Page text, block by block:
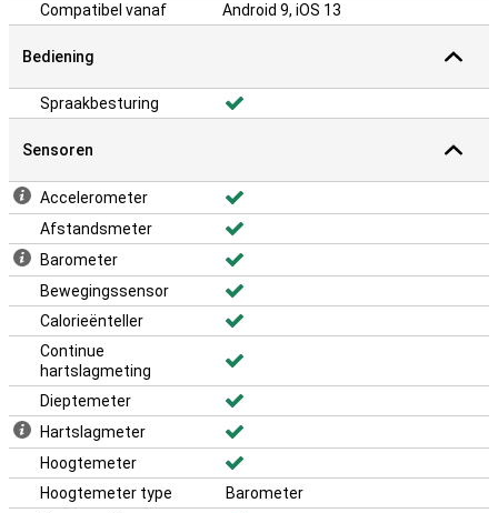
Compatibel vanaf Android 9, iOS 13
Bediening
Spraakbesturing
Sensoren
Accelerometer
Afstandsmeter
Barometer
Bewegingssensor
Calorieënteller
Continue
hartslagmeting
Dieptemeter
Hartslagmeter
Hoogtemeter
Hoogtemeter type
Barometer